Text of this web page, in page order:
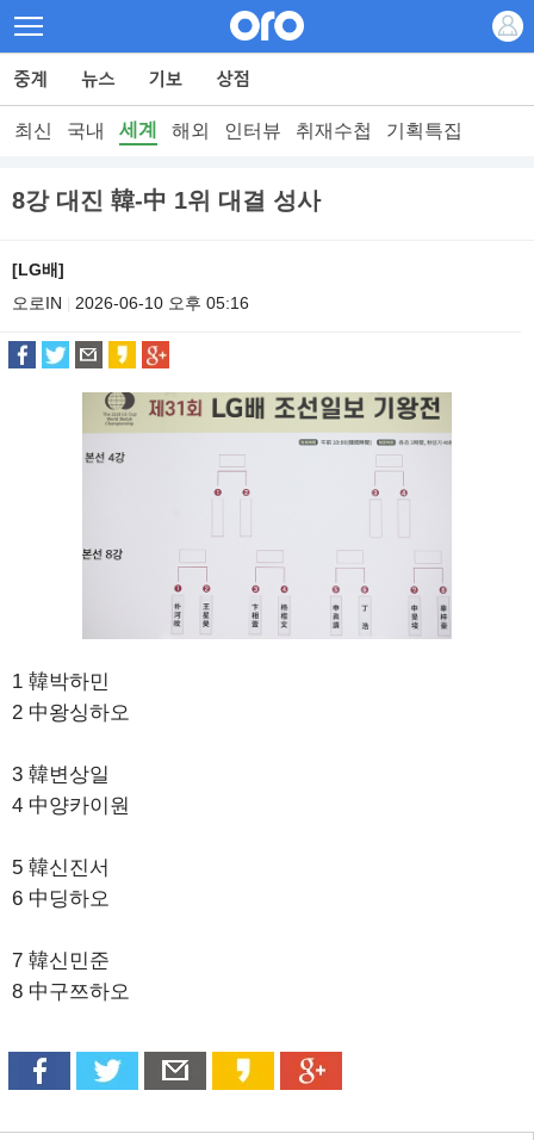
최신 국내 세계 해외 인터뷰 취재수첩 기획특집
8강 대진 韓-中 1위 대결 성사
[LG배]
오로IN
2026-06-10 오후 05:16
1 韓박하민
2 中왕싱하오
3 韓변상일
4 中양카이원
5 韓신진서
6 中딩하오
7 韓신민준
8 中구쯔하오